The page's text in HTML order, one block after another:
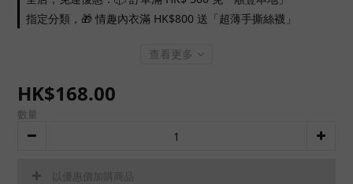
指定分類，🎁 情趣內衣滿 HK$800 送「超薄手撕絲襪」
查看更多
HK$168.00
數量
以優惠價加購商品